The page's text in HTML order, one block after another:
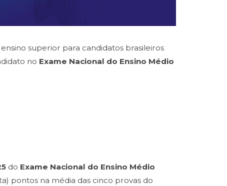
superior para candidatos brasileiros
no Exame Nacional do Ensino Médio
do Exame Nacional do Ensino Médio
pontos na média das cinco provas do